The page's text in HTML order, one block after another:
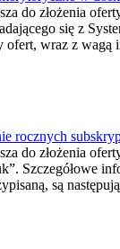
do złożenia
się z
wraz z wagą
rocznych
do złożenia
Szczegółowe
są